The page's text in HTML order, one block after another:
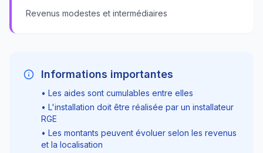
Revenus modestes et intermédiaires
Informations importantes
• Les aides sont cumulables entre elles
• L'installation doit être réalisée par un installateur
RGE
• Les montants peuvent évoluer selon les revenus
et la localisation